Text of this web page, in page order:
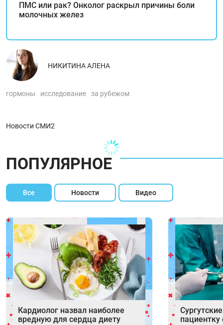
ПМС или рак? Онколог раскрыл причины боли
молочных желез
НИКИТИНА АЛЕНА
гормоны исследование за рубежом
Новости СМИ2
ПОПУЛЯРНОЕ
Все Новости Видео
Кардиолог назвал наиболее
вредную для сердца диету
пациентку